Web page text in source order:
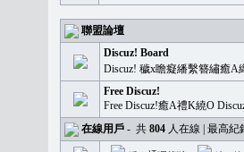
聯盟論壇
Discuz! Board
Discuz! 穢x瞻癡繙繫簪繡癒
Free Discuz!
Free Discuz!癒A禮K繞O
在線用戶 - 共 804 人在線 | 最高紀